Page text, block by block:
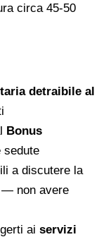
circa 45-50
detraibile al
Bonus
sedute
a discutere la
non avere
ai servizi